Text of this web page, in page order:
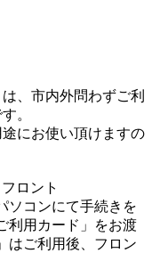
、市内外問わずご利
。
にお使い頂けますの
ロント
ソコンにて手続きを
利用カード」をお渡
はご利用後、フロン